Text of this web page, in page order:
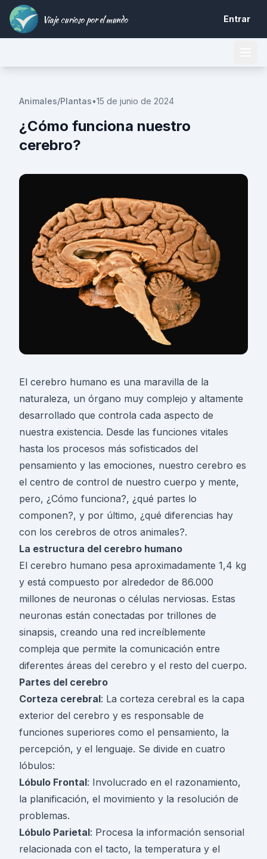
Viaje curioso por el mundo Entrar
Animales/Plantas•15 de junio de 2024
¿Cómo funciona nuestro
cerebro?
El cerebro humano es una maravilla de la
naturaleza, un órgano muy complejo y altamente
desarrollado que controla cada aspecto de
nuestra existencia. Desde las funciones vitales
hasta los procesos más sofisticados del
pensamiento y las emociones, nuestro cerebro es
el centro de control de nuestro cuerpo y mente,
pero, ¿Cómo funciona?, ¿qué partes lo
componen?, y por último, ¿qué diferencias hay
con los cerebros de otros animales?.
La estructura del cerebro humano
El cerebro humano pesa aproximadamente 1,4 kg
y está compuesto por alrededor de 86.000
millones de neuronas o células nerviosas. Estas
neuronas están conectadas por trillones de
sinapsis, creando una red increíblemente
compleja que permite la comunicación entre
diferentes áreas del cerebro y el resto del cuerpo.
Partes del cerebro
Corteza cerebral: La corteza cerebral es la capa
exterior del cerebro y es responsable de
funciones superiores como el pensamiento, la
percepción, y el lenguaje. Se divide en cuatro
lóbulos:
Lóbulo Frontal: Involucrado en el razonamiento,
la planificación, el movimiento y la resolución de
problemas.
Lóbulo Parietal: Procesa la información sensorial
relacionada con el tacto, la temperatura y el